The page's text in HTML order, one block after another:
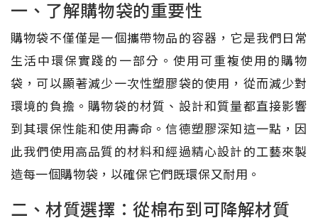
一、了解購物袋的重要性
購物袋不僅僅是一個攜帶物品的容器，它是我們日常
生活中環保實踐的一部分。使用可重複使用的購物
袋，可以顯著減少一次性塑膠袋的使用，從而減少對
環境的負擔。購物袋的材質、設計和質量都直接影響
到其環保性能和使用壽命。信德塑膠深知這一點，因
此我們使用高品質的材料和經過精心設計的工藝來製
造每一個購物袋，以確保它們既環保又耐用。
二、材質選擇：從棉布到可降解材質